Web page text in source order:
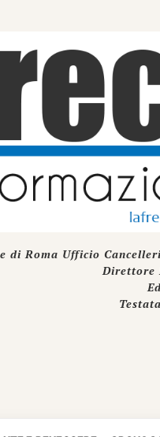
di Roma Ufficio
Direttore